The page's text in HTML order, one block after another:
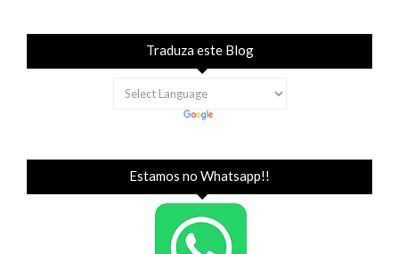
Traduza este Blog
Estamos no Whatsapp!!